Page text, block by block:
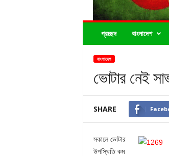
প্রচ্ছদ বাংলাদেশ
বাংলাদেশ
ভোটার নেই
SHARE
সকালে ভোটার
উপস্থিতি কম